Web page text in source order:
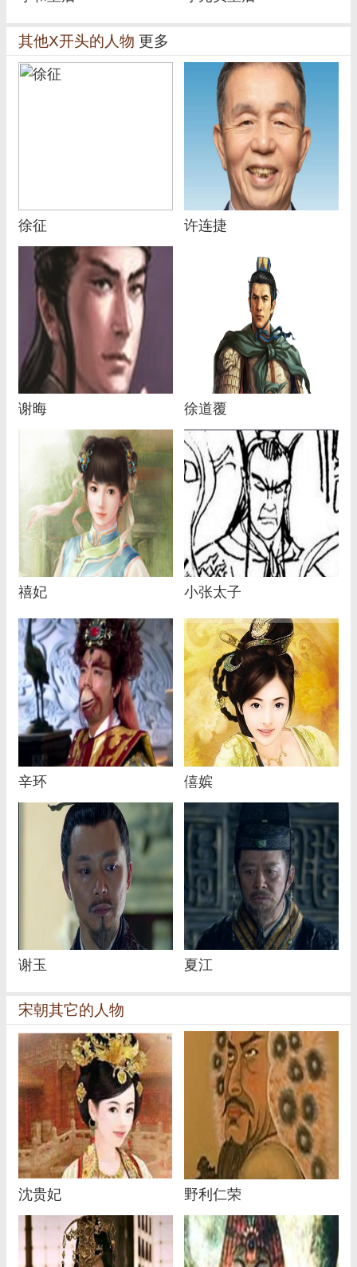
其他X开头的人物 更多
徐征 许连捷
谢晦 徐道覆
禧妃 小张太子
辛环 僖嫔
谢玉 夏江
宋朝其它的人物
沈贵妃 野利仁荣